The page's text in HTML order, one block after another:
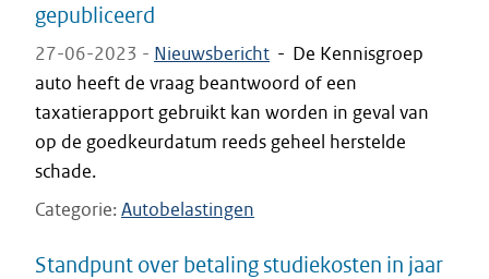
gepubliceerd
27-06-2023 - Nieuwsbericht - De Kennisgroep
auto heeft de vraag beantwoord of een
taxatierapport gebruikt kan worden in geval van
op de goedkeurdatum reeds geheel herstelde
schade.
Categorie Autobelastingen
Standpunt over betaling studiekosten in jaar